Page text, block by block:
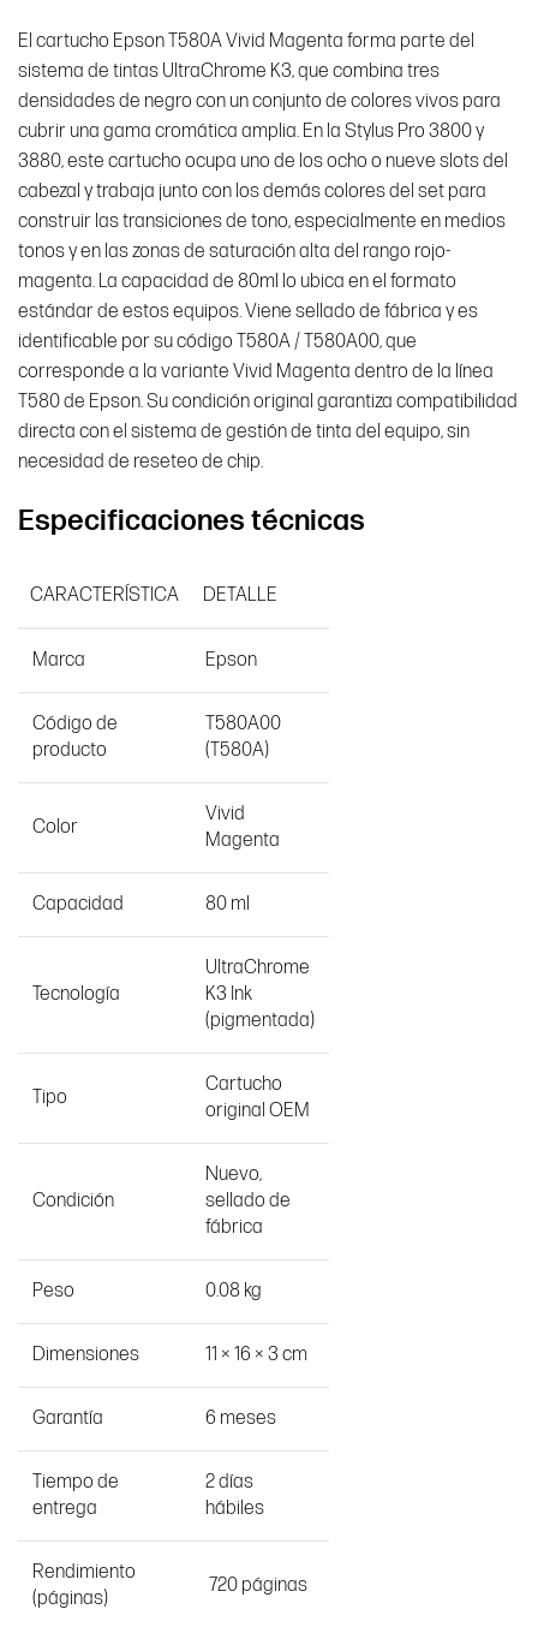
Tecnología
UltraChrome
K3 de Epson
Compatibilidad
Stylus Pro
3800 y 3880
Condición
Nuevo —
Original de
fábrica
Garantía
Garantía 6
meses
(Epson Perú)
El cartucho Epson T580A Vivid Magenta forma parte del
sistema de tintas UltraChrome K3, que combina tres
densidades de negro con un conjunto de colores vivos para
cubrir una gama cromática amplia. En la Stylus Pro 3800 y
3880, este cartucho ocupa uno de los ocho o nueve slots del
cabezal y trabaja junto con los demás colores del set para
construir las transiciones de tono, especialmente en medios
tonos y en las zonas de saturación alta del rango rojo-
magenta. La capacidad de 80ml lo ubica en el formato
estándar de estos equipos. Viene sellado de fábrica y es
identificable por su código T580A / T580A00, que
corresponde a la variante Vivid Magenta dentro de la línea
T580 de Epson. Su condición original garantiza compatibilidad
directa con el sistema de gestión de tinta del equipo, sin
necesidad de reseteo de chip.
Especificaciones técnicas
CARACTERÍSTICA DETALLE
Marca Epson
Código de
producto
T580A00
(T580A)
Color
Vivid
Magenta
Capacidad 80 ml
Tecnología
UltraChrome
K3 Ink
(pigmentada)
Tipo
Cartucho
original OEM
Condición
Nuevo,
sellado de
fábrica
Peso 0.08 kg
Dimensiones 11 × 16 × 3 cm
Garantía 6 meses
Tiempo de
entrega
2 días
hábiles
Rendimiento
(páginas)
720 páginas